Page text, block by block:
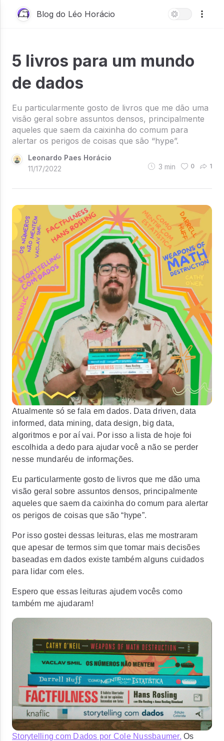
Blog do Léo Horácio
5 livros para um mundo
de dados
Eu particularmente gosto de livros que me dão uma
visão geral sobre assuntos densos, principalmente
aqueles que saem da caixinha do comum para
alertar os perigos de coisas que são “hype”.
Leonardo Paes Horácio
11/17/2022
3 min 0 1
Atualmente só se fala em dados. Data driven, data
informed, data mining, data design, big data,
algoritmos e por aí vai. Por isso a lista de hoje foi
escolhida a dedo para ajudar você a não se perder
nesse mundaréu de informações.
Eu particularmente gosto de livros que me dão uma
visão geral sobre assuntos densos, principalmente
aqueles que saem da caixinha do comum para alertar
os perigos de coisas que são “hype”.
Por isso gostei dessas leituras, elas me mostraram
que apesar de termos sim que tomar mais decisões
baseadas em dados existe também alguns cuidados
para lidar com eles.
Espero que essas leituras ajudem vocês como
também me ajudaram!
Storytelling com Dados por Cole Nussbaumer. Os